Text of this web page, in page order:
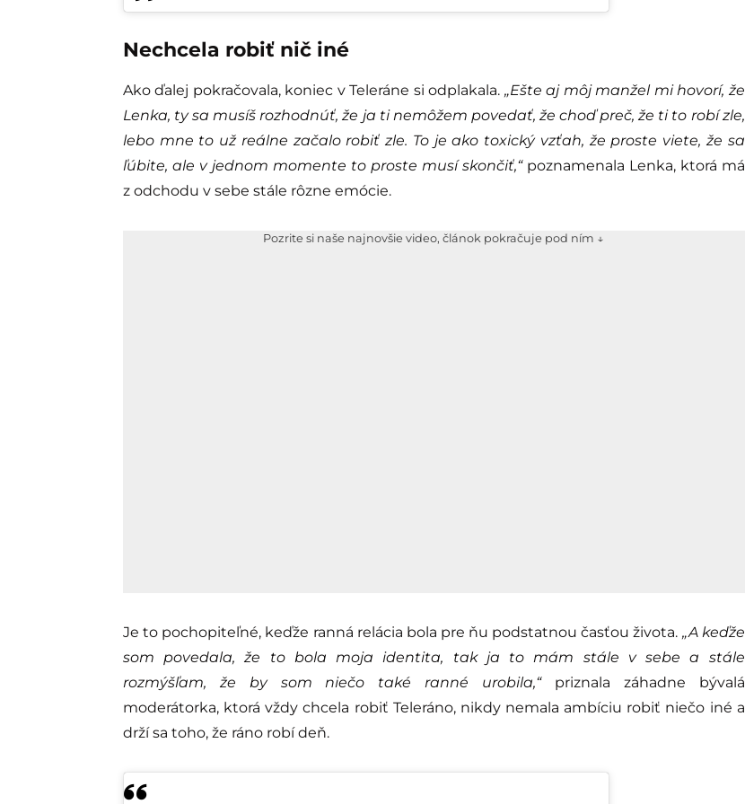
Nechcela robiť nič iné
Ako ďalej pokračovala, koniec v Teleráne si odplakala. „Ešte aj môj manžel mi hovorí, že
Lenka, ty sa musíš rozhodnúť, že ja ti nemôžem povedať, že choď preč, že ti to robí zle,
lebo mne to už reálne začalo robiť zle. To je ako toxický vzťah, že proste viete, že sa
ľúbite, ale v jednom momente to proste musí skončiť,“poznamenala Lenka, ktorá má
z odchodu v sebe stále rôzne emócie.
Pozrite si naše najnovšie video, článok pokračuje pod ním ↓
Je to pochopiteľné, keďže ranná relácia bola pre ňu podstatnou časťou života. „A keďže
som povedala, že to bola moja identita, tak ja to mám stále v sebe a stále
rozmýšľam, že by som niečo také ranné urobila,“priznala záhadne bývalá
moderátorka, ktorá vždy chcela robiť Teleráno, nikdy nemala ambíciu robiť niečo iné a
drží sa toho, že ráno robí deň.